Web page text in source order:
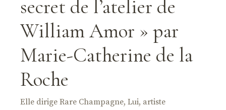
secret de l’atelier de
William Amor » par
Marie-Catherine de la
Roche
Elle dirige Rare Champagne, Lui, artiste